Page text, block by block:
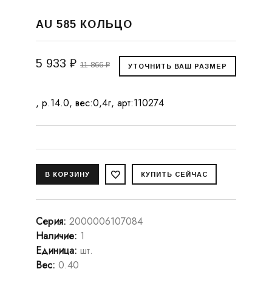
AU 585 КОЛЬЦО
5 933 ₽ 11 866 ₽
, р.14.0, вес:0,4г, арт:110274
Серия: 2000006107084
Наличие: 1
Единица: шт.
Вес: 0.40